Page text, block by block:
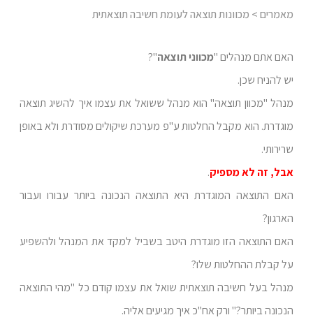
מאמרים> מכוונות תוצאה לעומת חשיבה תוצאתית
האם אתם מנהלים "מכווני תוצאה"?
יש להניח שכן.
מנהל "מכוון תוצאה" הוא מנהל ששואל את עצמו איך להשיג תוצאה
מוגדרת. הוא מקבל החלטות ע"פ מערכת שיקולים מסודרת ולא באופן
שרירותי.
אבל, זה לא מספיק.
האם התוצאה המוגדרת היא התוצאה הנכונה ביותר עבורו ועבור
הארגון?
האם התוצאה הזו מוגדרת היטב בשביל למקד את המנהל ולהשפיע
על קבלת ההחלטות שלו?
מנהל בעל חשיבה תוצאתית שואל את עצמו קודם כל "מהי התוצאה
הנכונה ביותר?" ורק אח"כ איך מגיעים אליה.